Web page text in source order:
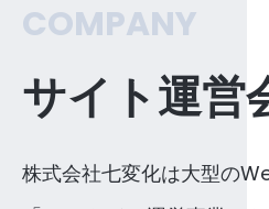
COMPANY
サイト運営
株式会社七変化は大型の